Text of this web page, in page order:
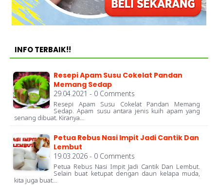
INFO TERBAIK!!
Resepi Apam Susu Cokelat Pandan
Memang Sedap
29.04.2021 - 0 Comments
Resepi Apam Susu Cokelat Pandan Memang
Sedap. Apam susu antara jenis kuih apam yang
senang dibuat. Kiranya…
Petua Rebus Nasi Impit Jadi Cantik Dan
Lembut
19.03.2026 - 0 Comments
Petua Rebus Nasi Impit Jadi Cantik Dan Lembut.
Selain buat ketupat dengan daun kelapa muda,
kita juga buat…